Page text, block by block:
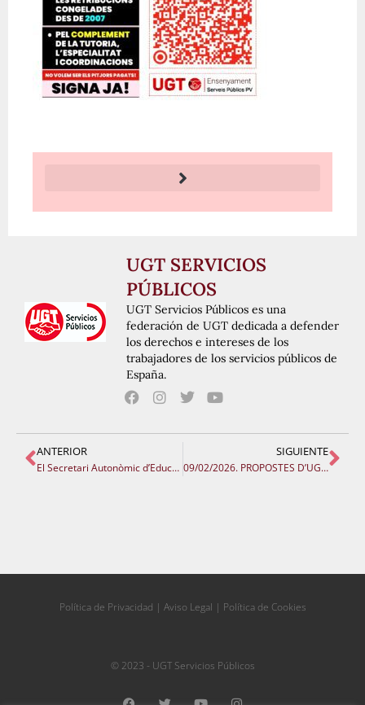
UGT SERVICIOS
PÚBLICOS
UGT Servicios Públicos es una
federación de UGT dedicada a defender
los derechos e intereses de los
trabajadores de los servicios públicos de
España.
ANTERIOR
El Secretari Autonòmic d’Educació torna a menysprear els sindicats i el professorat
SIGUIENTE
09/02/2026. PROPOSTES D’UGT DE RESOLUCIÓ PER A LA JUNTA DE PERSONAL.
Política de Privacidad | Aviso Legal | Política de Cookies
© 2023 - UGT Servicios Públicos